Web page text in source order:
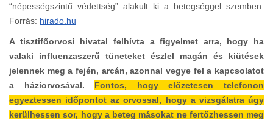
“népességszintű védettség” alakult ki a betegséggel szemben.
Forrás: hirado.hu
A tisztifőorvosi hivatal felhívta a figyelmet arra, hogy ha
valaki influenzaszerű tüneteket észlel magán és kiütések
jelennek meg a fején, arcán, azonnal vegye fel a kapcsolatot
a háziorvosával. Fontos, hogy előzetesen telefonon
egyeztessen időpontot az orvossal, hogy a vizsgálatra úgy
kerülhessen sor, hogy a beteg másokat ne fertőzhessen meg